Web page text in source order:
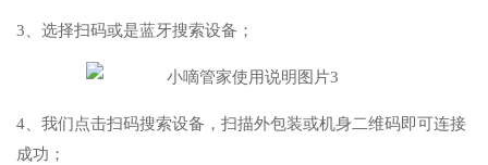
3、选择扫码或是蓝牙搜索设备；
4、我们点击扫码搜索设备，扫描外包装或机身二维码即可连接
成功；